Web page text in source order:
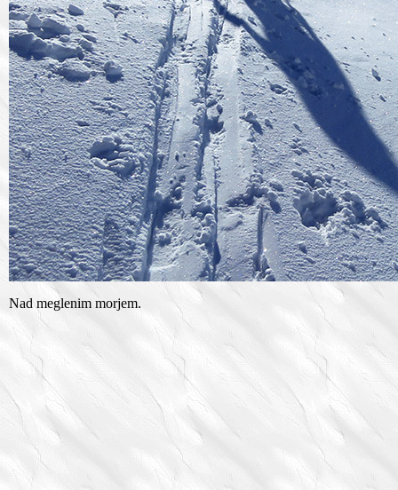
Nad meglenim morjem.